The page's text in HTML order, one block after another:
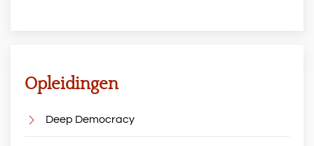
Opleidingen
Deep Democracy